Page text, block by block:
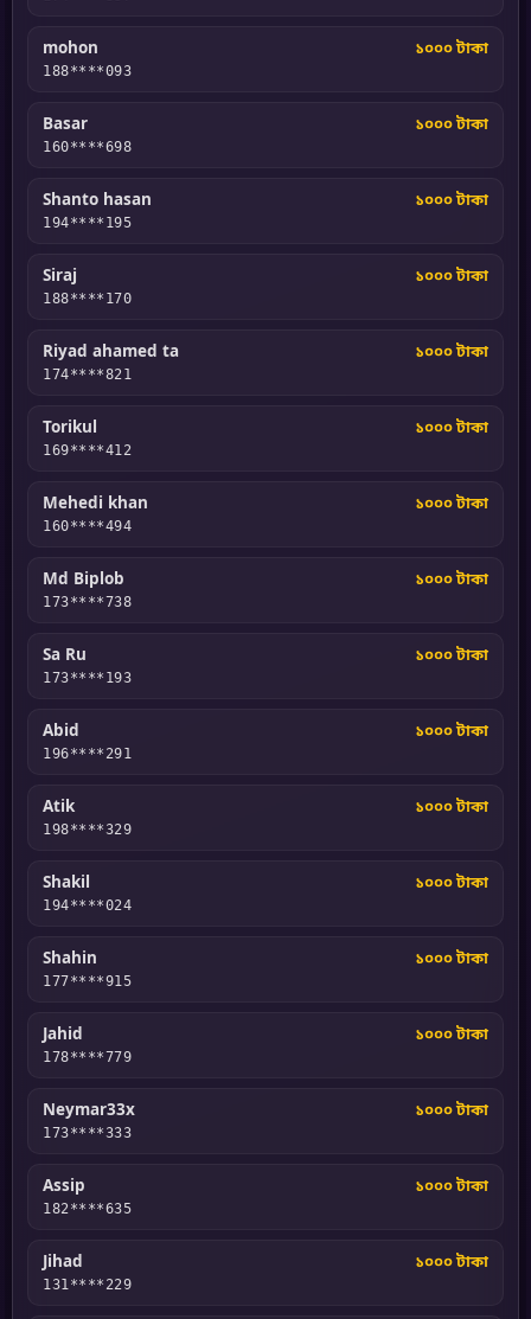
mohon
188****093
১০০০ টাকা
Basar
160****698
১০০০ টাকা
Shanto hasan
194****195
১০০০ টাকা
Siraj
188****170
১০০০ টাকা
Riyad ahamed ta
174****821
১০০০ টাকা
Torikul
169****412
১০০০ টাকা
Mehedi khan
160****494
১০০০ টাকা
Md Biplob
173****738
১০০০ টাকা
Sa Ru
173****193
১০০০ টাকা
Abid
196****291
১০০০ টাকা
Atik
198****329
১০০০ টাকা
Shakil
194****024
১০০০ টাকা
Shahin
177****915
১০০০ টাকা
Jahid
178****779
১০০০ টাকা
Neymar33x
173****333
১০০০ টাকা
Assip
182****635
১০০০ টাকা
Jihad
131****229
১০০০ টাকা